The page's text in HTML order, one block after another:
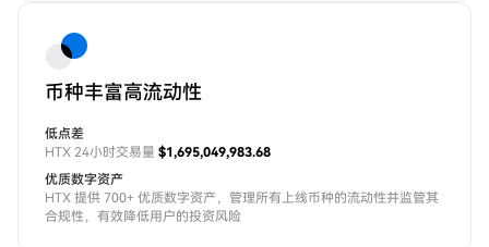
币种丰富高流动性
低点差
HTX 24小时交易量 $1,695,049,983.68
优质数字资产
HTX 提供 700+ 优质数字资产，管理所有上线币种的流动性并监管其
合规性，有效降低用户的投资风险